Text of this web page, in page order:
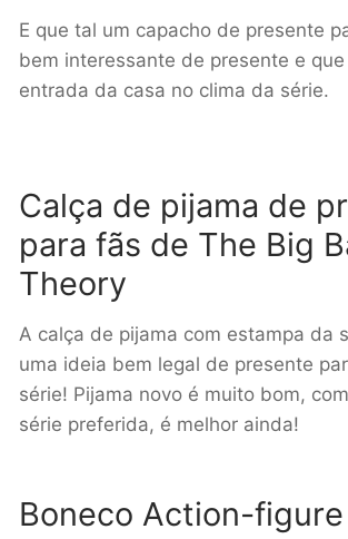
E que tal um capacho de presente
bem interessante de presente e
entrada da casa no clima da série.
Calça de pijama de
para fãs de The Big
Theory
A calça de pijama com estampa da
uma ideia bem legal de presente
série! Pijama novo é muito bom,
série preferida, é melhor ainda!
Boneco Action-